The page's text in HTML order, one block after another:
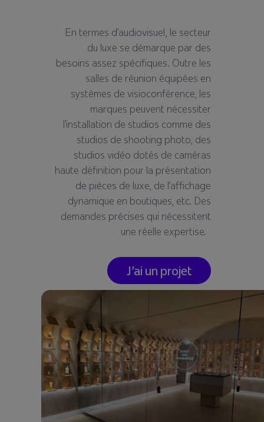
En termes d’audiovisuel, le secteur
du luxe se démarque par des
besoins assez spécifiques. Outre les
salles de réunion équipées en
systèmes de visioconférence, les
marques peuvent nécessiter
l’installation de studios comme des
studios de shooting photo, des
studios vidéo dotés de caméras
haute définition pour la présentation
de pièces de luxe, de l’affichage
dynamique en boutiques, etc. Des
demandes précises qui nécessitent
une réelle expertise.
J'ai un projet